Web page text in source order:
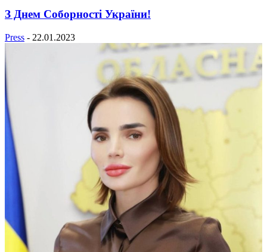
З Днем Соборності України!
Press - 22.01.2023